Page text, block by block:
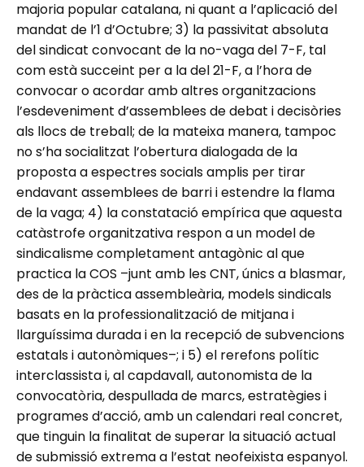
majoria popular catalana, ni quant a l’aplicació del
mandat de l’1 d’Octubre; 3) la passivitat absoluta
del sindicat convocant de la no-vaga del 7-F, tal
com està succeint per a la del 21-F, a l’hora de
convocar o acordar amb altres organitzacions
l’esdeveniment d’assemblees de debat i decisòries
als llocs de treball; de la mateixa manera, tampoc
no s’ha socialitzat l’obertura dialogada de la
proposta a espectres socials amplis per tirar
endavant assemblees de barri i estendre la flama
de la vaga; 4) la constatació empírica que aquesta
catàstrofe organitzativa respon a un model de
sindicalisme completament antagònic al que
practica la COS –junt amb les CNT, únics a blasmar,
des de la pràctica assembleària, models sindicals
basats en la professionalització de mitjana i
llarguíssima durada i en la recepció de subvencions
estatals i autonòmiques–; i 5) el rerefons polític
interclassista i, al capdavall, autonomista de la
convocatòria, despullada de marcs, estratègies i
programes d’acció, amb un calendari real concret,
que tinguin la finalitat de superar la situació actual
de submissió extrema a l’estat neofeixista espanyol.